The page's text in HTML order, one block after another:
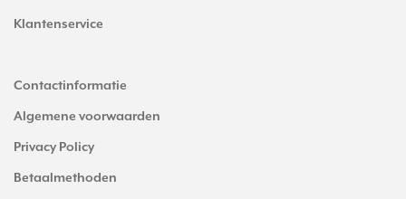
Klantenservice
Contactinformatie
Algemene voorwaarden
Privacy Policy
Betaalmethoden